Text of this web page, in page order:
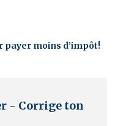
payer moins d’impôt!
- Corrige ton